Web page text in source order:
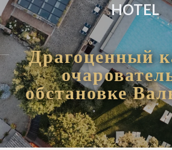
HOTEL
Драгоценный
обстановке